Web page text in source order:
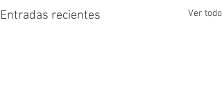
Entradas recientes Ver todo